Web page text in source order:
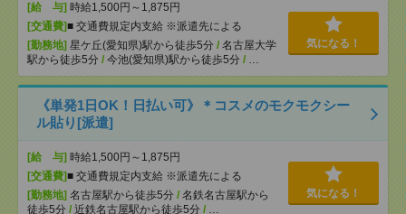
[給 与] 時給1,500円～1,875円
[交通費]■ 交通費規定内支給 ※派遣先による
[勤務地] 星ケ丘(愛知県)駅から徒歩5分 / 名古屋大学
駅から徒歩5分 / 今池(愛知県)駅から徒歩5分 / …
気になる！
《単発1日OK！日払い可》＊コスメのモクモクシー
ル貼り[派遣]
[給 与] 時給1,500円～1,875円
[交通費]■ 交通費規定内支給 ※派遣先による
[勤務地] 名古屋駅から徒歩5分 / 名鉄名古屋駅から
徒歩5分 / 近鉄名古屋駅から徒歩5分 / …
気になる！